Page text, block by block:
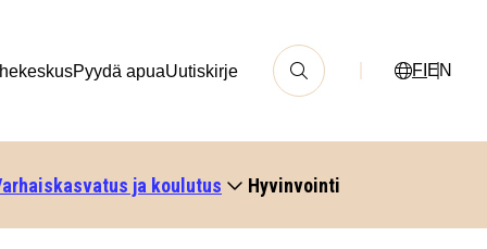
Pyydä apuaUutiskirje FI EN
ja koulutus Hyvinvointi